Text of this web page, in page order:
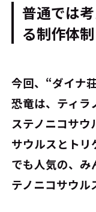
普通では
る制作体制
――今回、“ダイ
恐竜は、ティラ
ステノニコサウ
サウルスとトリ
でも人気の、み
テノニコサウル